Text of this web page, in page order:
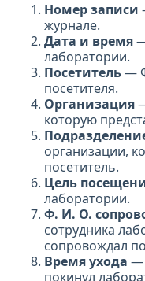
Номер записи
журнале.
Дата и время
лаборатории.
Посетитель—
посетителя.
Организация
которую
организации,
посетитель.
Цель
лаборатории.
Ф. И. О.
сотрудника
сопровождал
Время ухода —
покинул